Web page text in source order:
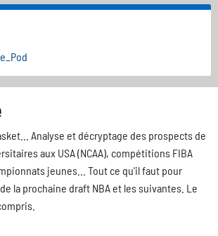
Analyse et décryptage des prospects de
aux USA (NCAA), compétitions FIBA
jeunes... Tout ce qu'il faut pour
la prochaine draft NBA et les suivantes. Le